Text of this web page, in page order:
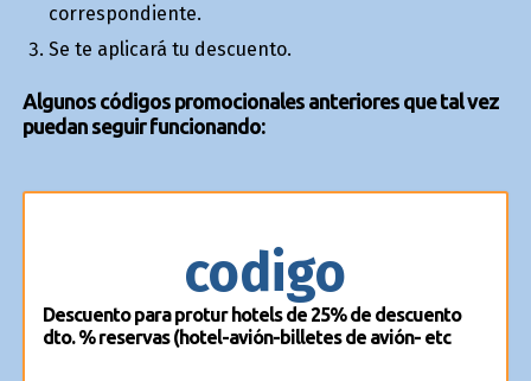
correspondiente.
Se te aplicará tu descuento.
Algunos códigos promocionales anteriores que tal vez
puedan seguir funcionando:
codigo
Descuento para protur hotels de 25% de descuento
dto. % reservas (hotel-avión-billetes de avión- etc